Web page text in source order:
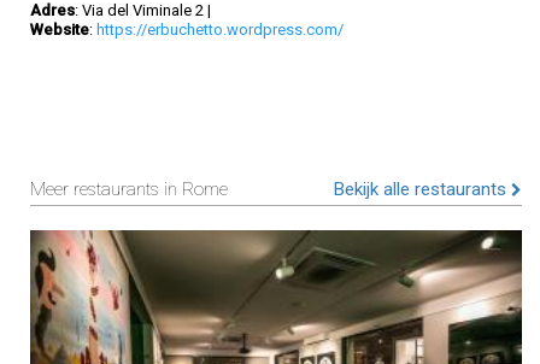
Adres: Via del Viminale 2 |
Website: https://erbuchetto.wordpress.com/
Meer restaurants in Rome Bekijk alle restaurants